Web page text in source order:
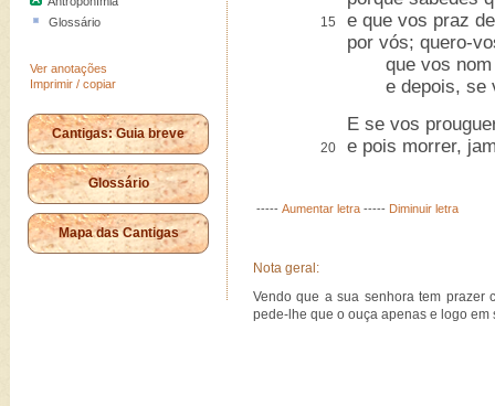
Glossário
Ver anotações
Imprimir / copiar
Cantigas: Guia breve
Glossário
Mapa das Cantigas
15
e que vos praz
por vós; quero-
que vos nom
e depois, se
E se vos
20 e pois morrer,
----- Aumentar letra ----- Diminuir letra
Nota geral:
Vendo que a sua senhora tem prazer
pede-lhe que o ouça apenas e logo em